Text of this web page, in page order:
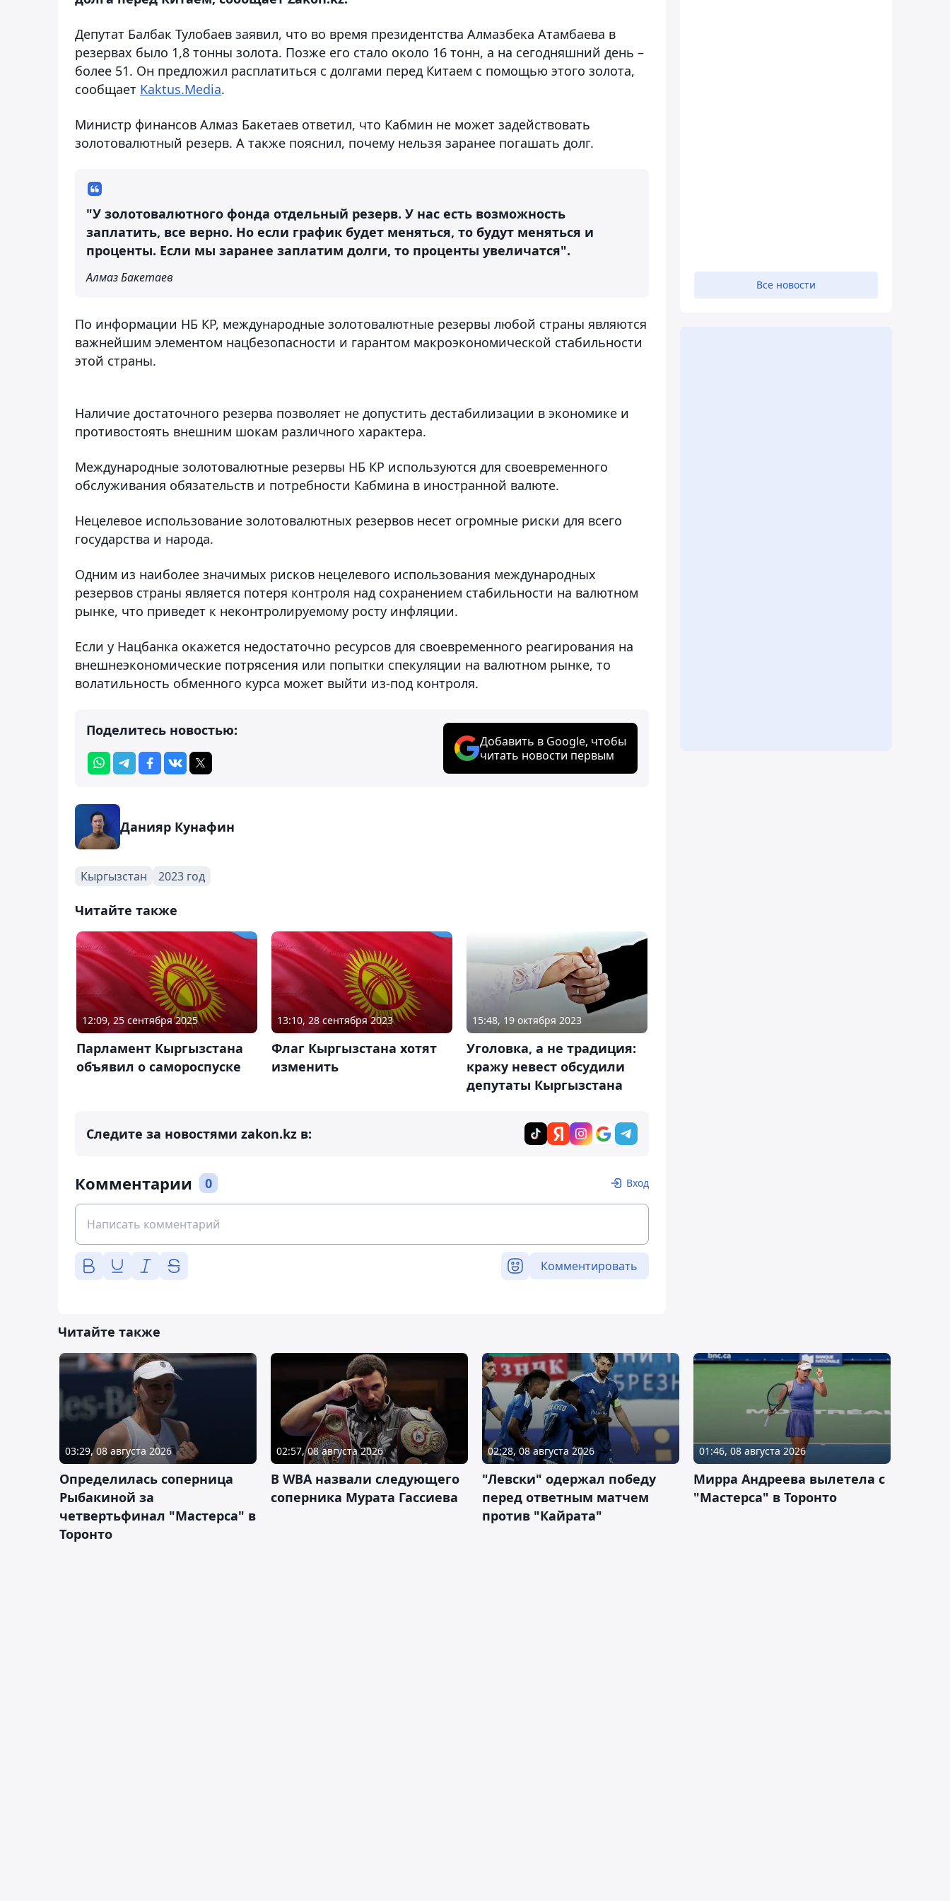
Депутат Балбак Тулобаев заявил, что во время президентства Алмазбека Атамбаева в
резервах было 1,8 тонны золота. Позже его стало около 16 тонн, а на сегодняшний день –
более 51. Он предложил расплатиться с долгами перед Китаем с помощью этого золота,
сообщает Kaktus.Media.
Министр финансов Алмаз Бакетаев ответил, что Кабмин не может задействовать
золотовалютный резерв. А также пояснил, почему нельзя заранее погашать долг.
"У золотовалютного фонда отдельный резерв. У нас есть возможность
заплатить, все верно. Но если график будет меняться, то будут меняться и
проценты. Если мы заранее заплатим долги, то проценты увеличатся".
Алмаз Бакетаев
По информации НБ КР, международные золотовалютные резервы любой страны являются
важнейшим элементом нацбезопасности и гарантом макроэкономической стабильности
этой страны.
Наличие достаточного резерва позволяет не допустить дестабилизации в экономике и
противостоять внешним шокам различного характера.
Международные золотовалютные резервы НБ КР используются для своевременного
обслуживания обязательств и потребности Кабмина в иностранной валюте.
Нецелевое использование золотовалютных резервов несет огромные риски для всего
государства и народа.
Одним из наиболее значимых рисков нецелевого использования международных
резервов страны является потеря контроля над сохранением стабильности на валютном
рынке, что приведет к неконтролируемому росту инфляции.
Если у Нацбанка окажется недостаточно ресурсов для своевременного реагирования на
внешнеэкономические потрясения или попытки спекуляции на валютном рынке, то
волатильность обменного курса может выйти из-под контроля.
Поделитесь новостью:
Добавить в Google, чтобы
читать новости первым
Данияр Кунафин
Кыргызстан 2023 год
Читайте также
12:09, 25 сентября 2025
Парламент Кыргызстана
объявил о самороспуске
13:10, 28 сентября 2023
Флаг Кыргызстана хотят
изменить
15:48, 19 октября 2023
Уголовка, а не традиция:
кражу невест обсудили
депутаты Кыргызстана
Следите за новостями zakon.kz в:
Комментарии 0 Вход
Комментировать
Все новости
Читайте также
03:29, 08 августа 2026
Определилась соперница
Рыбакиной за
четвертьфинал "Мастерса" в
Торонто
02:57, 08 августа 2026
В WBA назвали следующего
соперника Мурата Гассиева
02:28, 08 августа 2026
"Левски" одержал победу
перед ответным матчем
против "Кайрата"
01:46, 08 августа 2026
Мирра Андреева вылетела с
"Мастерса" в Торонто